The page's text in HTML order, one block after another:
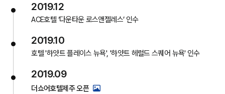
2019.12
ACE호텔 ‘다운타운 로스앤젤레스’ 인수
2019.10
호텔 '하얏트 플레이스 뉴욕', '하얏트 헤럴드 스퀘어 뉴욕' 인수
2019.09
더쇼어호텔제주 오픈